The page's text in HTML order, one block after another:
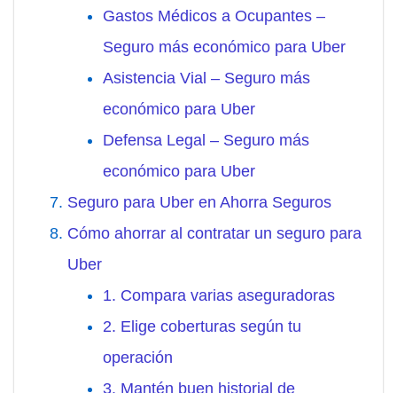
Gastos Médicos a Ocupantes –
Seguro más económico para Uber
Asistencia Vial – Seguro más
económico para Uber
Defensa Legal – Seguro más
económico para Uber
Seguro para Uber en Ahorra Seguros
Cómo ahorrar al contratar un seguro para
Uber
1. Compara varias aseguradoras
2. Elige coberturas según tu
operación
3. Mantén buen historial de